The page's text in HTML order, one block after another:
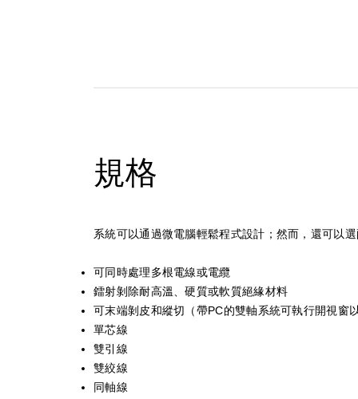
規格
系統可以通過微電腦輕鬆程式設計；然而，還可以
可同時處理多根電線或電纜
鐳射剝除耐高溫、硬質或軟質絕緣材料
可末端剝皮和縱切（帶PC的雙軸系統可執行開視窗
單芯線
雙引線
雙絞線
同軸線